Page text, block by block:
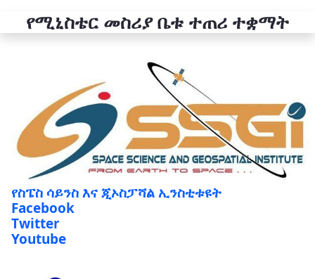
የሚኒስቴር መስሪያ ቤቱ ተጠሪ ተቋማት
የስፔስ ሳይንስ እና ጂኦስፓሻል ኢንስቲቱዩት
Facebook
Twitter
Youtube